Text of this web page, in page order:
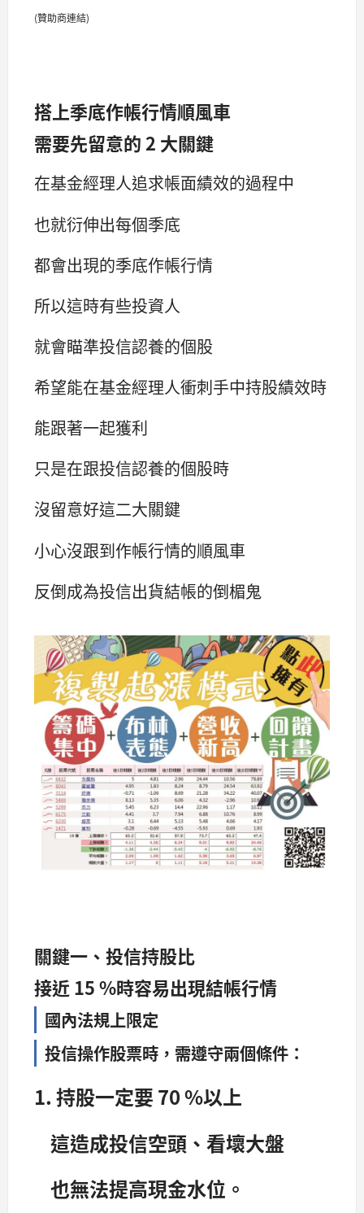
(贊助商連結)
搭上季底作帳行情順風車
需要先留意的 2 大關鍵
在基金經理人追求帳面績效的過程中
也就衍伸出每個季底
都會出現的季底作帳行情
所以這時有些投資人
就會瞄準投信認養的個股
希望能在基金經理人衝刺手中持股績效時
能跟著一起獲利
只是在跟投信認養的個股時
沒留意好這二大關鍵
小心沒跟到作帳行情的順風車
反倒成為投信出貨結帳的倒楣鬼
關鍵一、投信持股比
接近 15 %時容易出現結帳行情
國內法規上限定
投信操作股票時，需遵守兩個條件：
1. 持股一定要 70 %以上
這造成投信空頭、看壞大盤
也無法提高現金水位。